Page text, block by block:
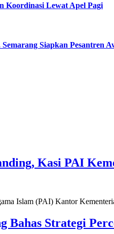
Koordinasi Lewat Apel Pagi
Siapkan Pesantren
Kasi PAI
Islam (PAI) Kantor
Bahas Strategi